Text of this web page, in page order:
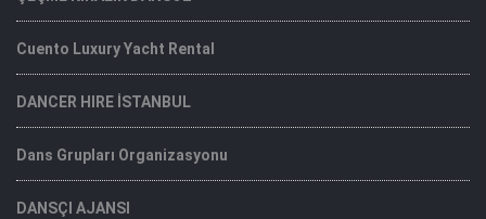
Cuento Luxury Yacht Rental
DANCER HIRE İSTANBUL
Dans Grupları Organizasyonu
DANSÇI AJANSI